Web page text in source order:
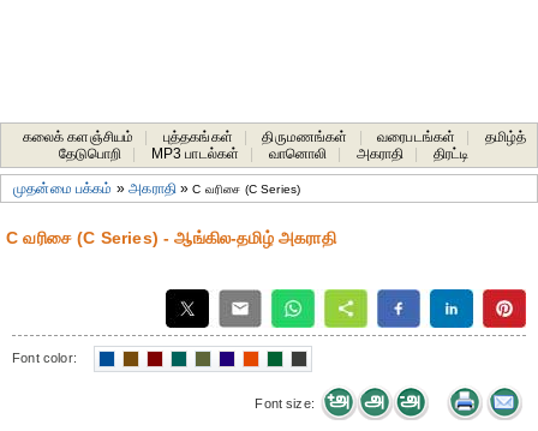
கலைக் களஞ்சியம் புத்தகங்கள் திருமணங்கள் வரைபடங்கள்
தமிழ்த்
தேடுபொறி
MP3 பாடல்கள் வானொலி அகராதி திரட்டி
முதன்மை பக்கம் »அகராதி»C வரிசை (C Series)
C வரிசை (C Series) - ஆங்கில-தமிழ் அகராதி
Font color:
Font size: